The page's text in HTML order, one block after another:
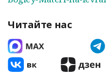
Читайте нас